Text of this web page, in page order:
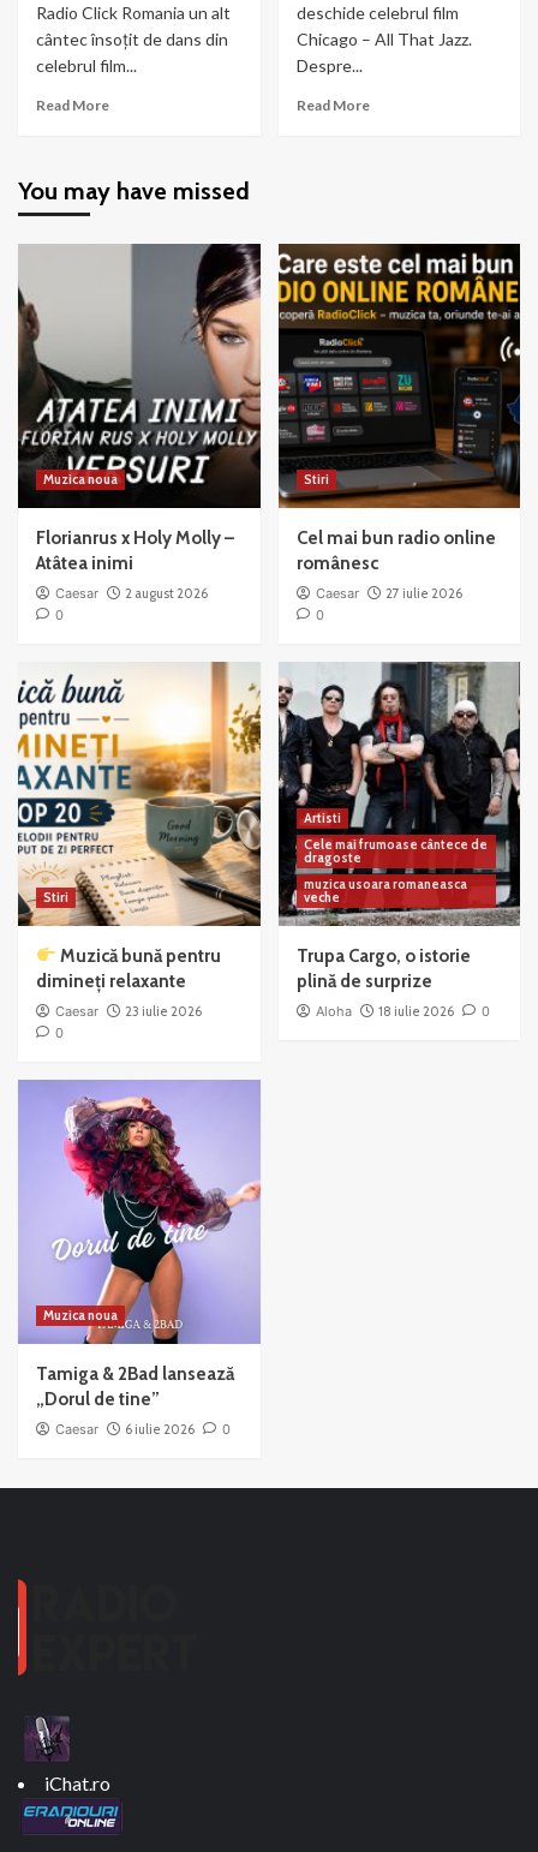
Radio Click Romania un alt
cântec însoțit de dans din
celebrul film...
Read MoreRead
–
deschide celebrul film
Chicago – All That Jazz.
Despre...
Read MoreRead
Jazz
You may have missed
Muzica noua
Florianrus x Holy Molly –
Atâtea inimi
Caesar
2 august 2026
0
Stiri
Cel mai bun radio online
românesc
Caesar
27 iulie 2026
0
Stiri
Muzică bună pentru
dimineți relaxante
Caesar
23 iulie 2026
0
Artisti
Cele mai frumoase cântece de
dragoste
muzica usoara romaneasca
veche
Trupa Cargo, o istorie
plină de surprize
Aloha 18 iulie 2026 0
Muzica noua
Tamiga & 2Bad lansează
„Dorul de tine”
Caesar 6 iulie 2026 0
iChat.ro